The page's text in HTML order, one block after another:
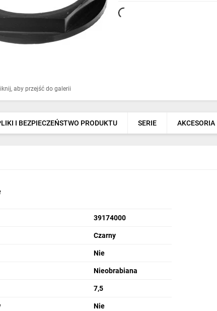
aby przejść do galerii
I BEZPIECZEŃSTWO PRODUKTU SERIE AKCESORIA
39174000
Czarny
Nie
Nieobrabiana
7,5
Nie